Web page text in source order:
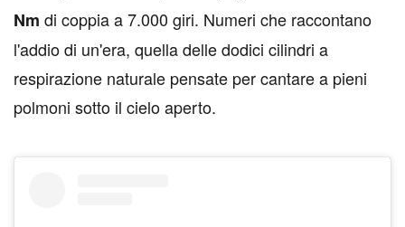
Nm di coppia a 7.000 giri. Numeri che raccontano
l'addio di un'era, quella delle dodici cilindri a
respirazione naturale pensate per cantare a pieni
polmoni sotto il cielo aperto.